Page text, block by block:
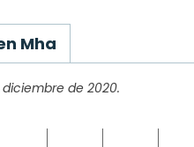
Mha
de 2020.